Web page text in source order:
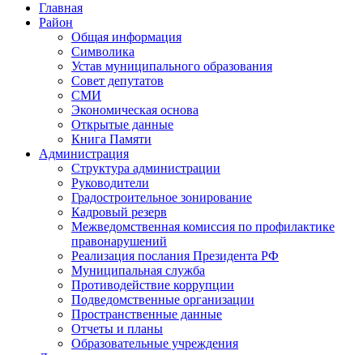
Главная
Район
Общая информация
Символика
Устав муниципального образования
Совет депутатов
СМИ
Экономическая основа
Открытые данные
Книга Памяти
Администрация
Структура администрации
Руководители
Градостроительное зонирование
Кадровый резерв
Межведомственная комиссия по профилактике
правонарушений
Реализация послания Президента РФ
Муниципальная служба
Противодействие коррупции
Подведомственные организации
Пространственные данные
Отчеты и планы
Образовательные учреждения